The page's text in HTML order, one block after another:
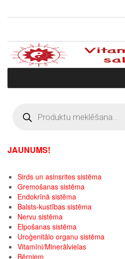
search
JAUNUMS!
Sirds un asinsrites sistēma
Gremošanas sistēma
Endokrīnā sistēma
Balsts-kustības sistēma
Nervu sistēma
Elpošanas sistēma
Uroģenitālo organu sistēma
Vitamīni/Minerālvielas
Bērniem